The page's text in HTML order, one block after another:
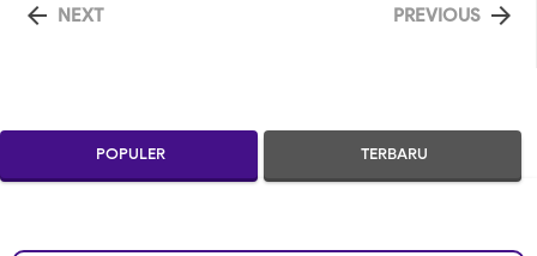
 NEXT 
PREVIOUS
POPULER TERBARU